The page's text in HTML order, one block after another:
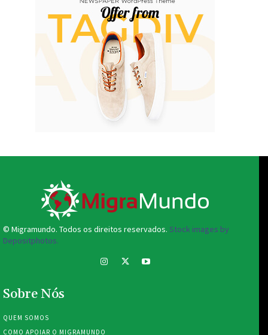
© Migramundo. Todos os direitos reservados. Stock images by
Depositphotos.
Sobre Nós
QUEM SOMOS
COMO APOIAR O MIGRAMUNDO